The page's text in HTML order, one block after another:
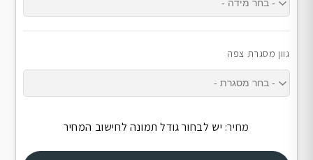
גוון מסגרת צפה
מחיר: יש לבחור גודל תמונה לחישוב המחיר